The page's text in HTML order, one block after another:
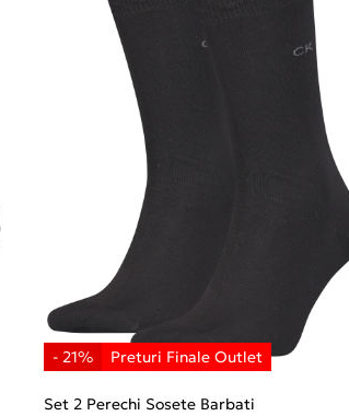
Set 2 Perechi Sosete Barbati